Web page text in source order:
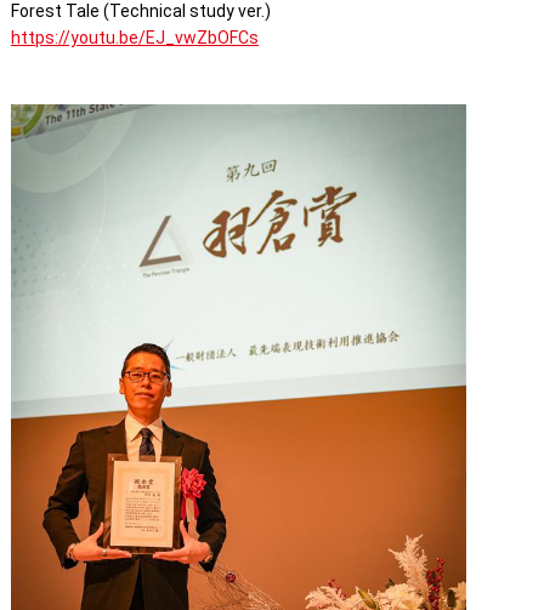
Forest Tale (Technical study ver.)
https://youtu.be/EJ_vwZbOFCs